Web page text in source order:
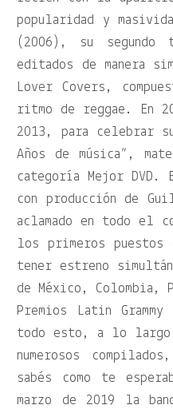
popularidad y
(2006), su
editados de manera
Lover Covers,
ritmo de reggae. En
2013, para celebrar
Años de música”,
categoría Mejor DVD.
con producción de
aclamado en todo el
los primeros puestos
tener estreno
de México, Colombia,
Premios Latin
todo esto, a lo largo
numerosos
sabés como te
marzo de 2019 la